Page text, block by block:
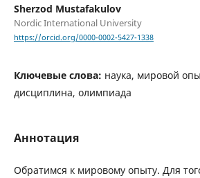
Sherzod Mustafakulov
Nordic International University
https://orcid.org/0000-0002-5427-1338
Ключевые слова: наука, мировой
дисциплина, олимпиада
Аннотация
Обратимся к мировому опыту. Для